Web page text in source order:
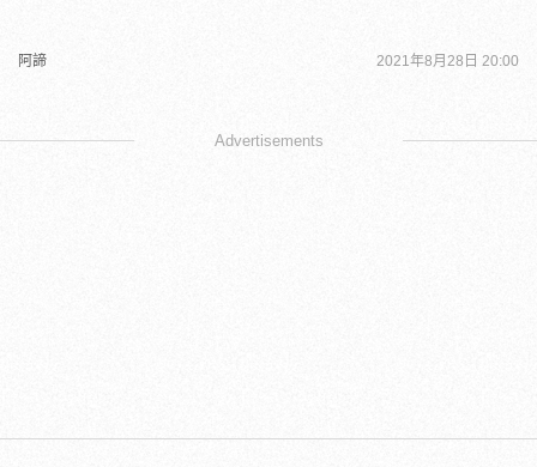
阿諦 2021年8月28日 20:00
Advertisements